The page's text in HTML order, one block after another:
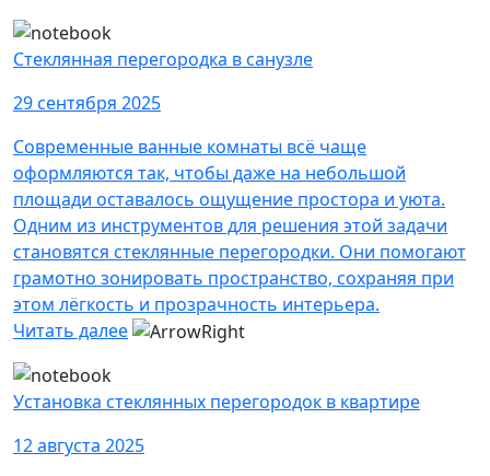
Стеклянная перегородка в санузле
29 сентября 2025
Современные ванные комнаты всё чаще
оформляются так, чтобы даже на небольшой
площади оставалось ощущение простора и уюта.
Одним из инструментов для решения этой задачи
становятся стеклянные перегородки. Они помогают
грамотно зонировать пространство, сохраняя при
этом лёгкость и прозрачность интерьера.
Читать далее
Установка стеклянных перегородок в квартире
12 августа 2025